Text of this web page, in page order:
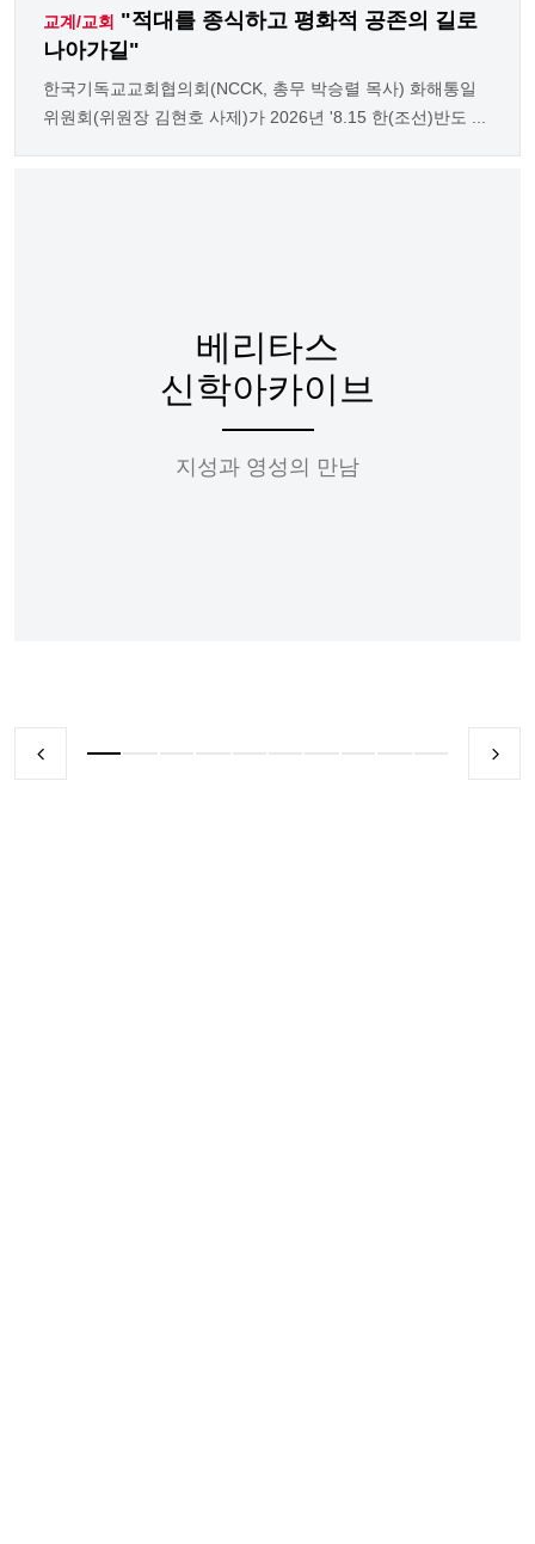
교계/교회 "적대를 종식하고 평화적 공존의 길로
나아가길"
한국기독교교회협의회(NCCK, 총무 박승렬 목사) 화해통일
위원회(위원장 김현호 사제)가 2026년 '8.15 한(조선)반도 ...
베리타스
신학아카이브
지성과 영성의 만남